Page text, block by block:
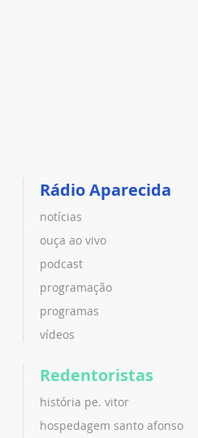
Rádio Aparecida
notícias
ouça ao vivo
podcast
programação
programas
vídeos
Redentoristas
história pe. vitor
hospedagem santo afonso